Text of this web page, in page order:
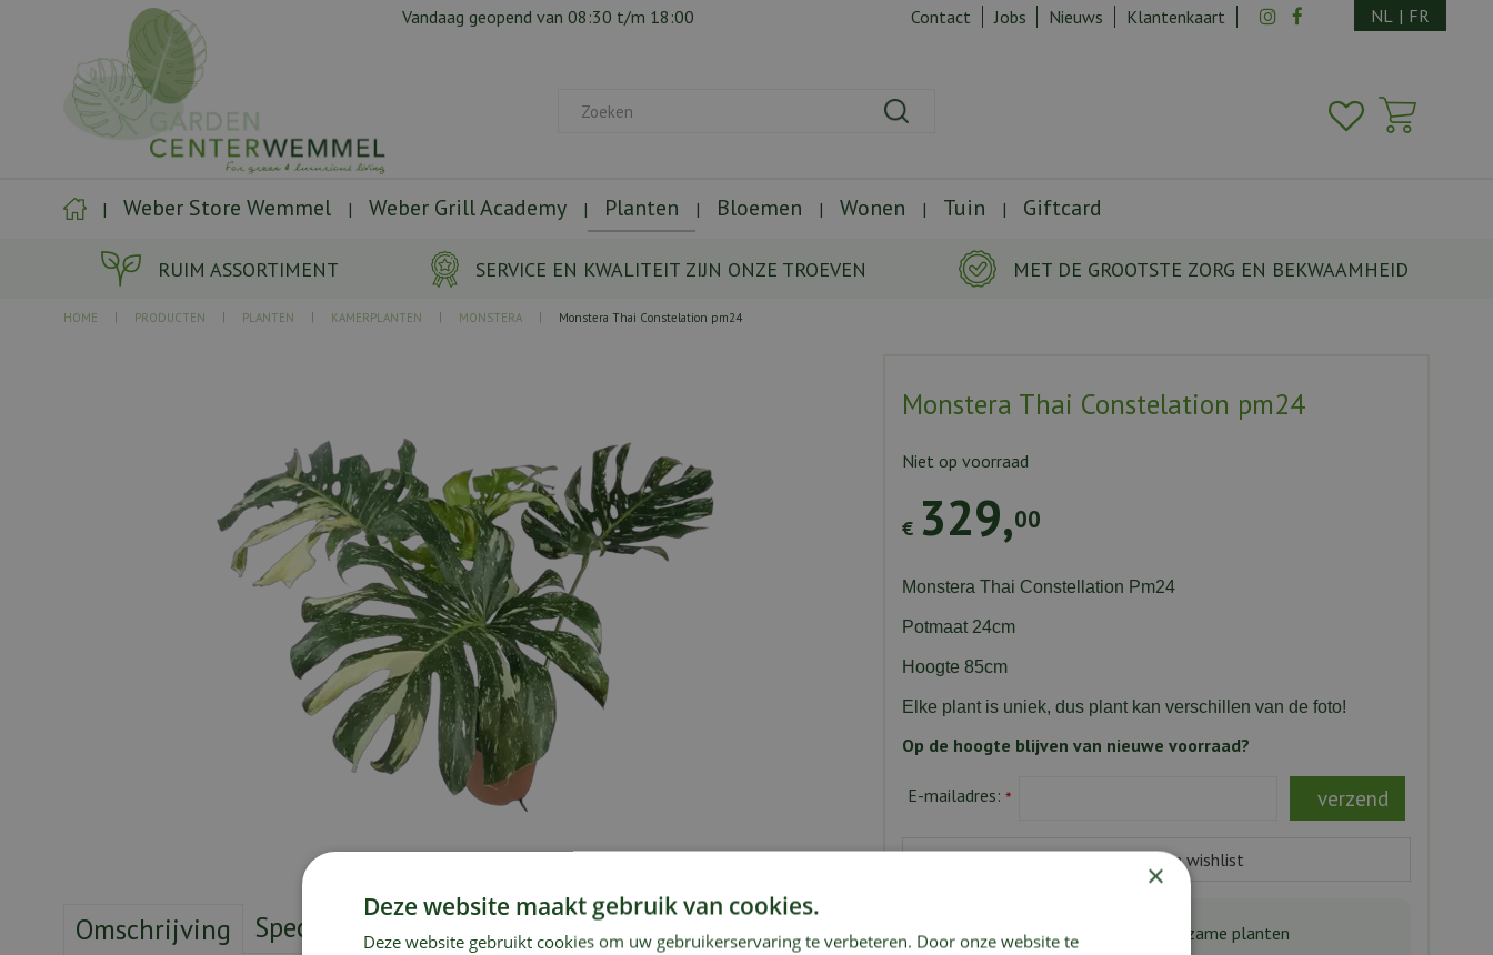
RUIM ASSORTIMENT SERVICE EN KWALITEIT ZIJN ONZE TROEVEN MET DE GROOTSTE ZORG EN BEKWAAMHEID
HOME PRODUCTEN PLANTEN KAMERPLANTEN MONSTERA Monstera Thai Constelation pm24
Vandaag geopend van 08:30 t/m 18:00 Contact Jobs Nieuws Klantenkaart NL | FR
Weber Store Wemmel Weber Grill Academy Planten Bloemen Wonen Tuin Giftcard
Monstera Thai Constelation pm24
€ 329,00
Niet op voorraad
Monstera Thai Constellation Pm24
Potmaat 24cm
Hoogte 85cm
Elke plant is uniek, dus plant kan verschillen van de foto!
Op de hoogte blijven van nieuwe voorraad?
E-mailadres: *
Groot aanbod bijzondere & zeldzame planten
Omschrijving Specificaties Verzendkosten Showroom
×
Deze website maakt gebruik van cookies.
Deze website gebruikt cookies om uw gebruikerservaring te verbeteren. Door onze website te